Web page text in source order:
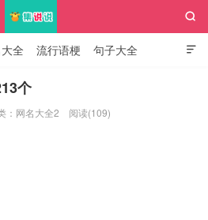

全 流行语梗 句子大全

个
： 网名大全2 阅读(109)